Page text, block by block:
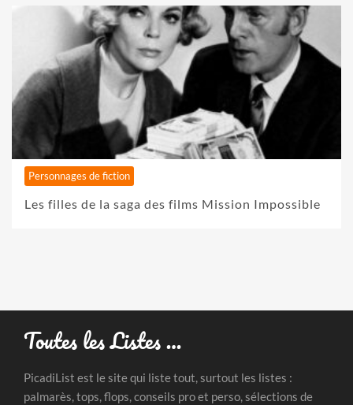
Personnages de fiction
Les filles de la saga des films Mission Impossible
Toutes les Listes …
PicadiList est le site qui liste tout, surtout les listes :
palmarès, tops, flops, conseils pro et perso, sélections de